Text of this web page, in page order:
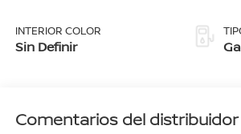
INTERIOR COLOR
Sin Definir
Comentarios del distribuidor